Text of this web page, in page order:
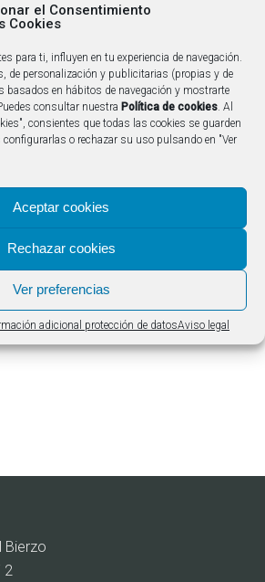
el Consentimiento
Cookies
para ti, influyen en tu experiencia de navegación.
de personalización y publicitarias (propias y de
basados en hábitos de navegación y mostrarte
consultar nuestra Política de cookies . Al
consientes que todas las cookies se guarden
o rechazar su uso pulsando en "Ver
Aceptar cookies
Rechazar cookies
Ver preferencias
adicional protección de datosAviso legal
formwork
assembly
Concrete
Bierzo
2